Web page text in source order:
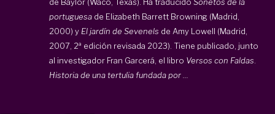
portuguesa de Elizabeth Barrett Browning (Madrid,
2000) y El jardín de Sevenels de Amy Lowell (Madrid,
2007, 2ª edición revisada 2023). Tiene publicado, junto
al investigador Fran Garcerá, el libro Versos con Faldas
Historia de una tertulia fundada por ...